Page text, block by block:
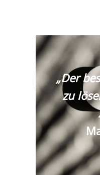
„Der
zu